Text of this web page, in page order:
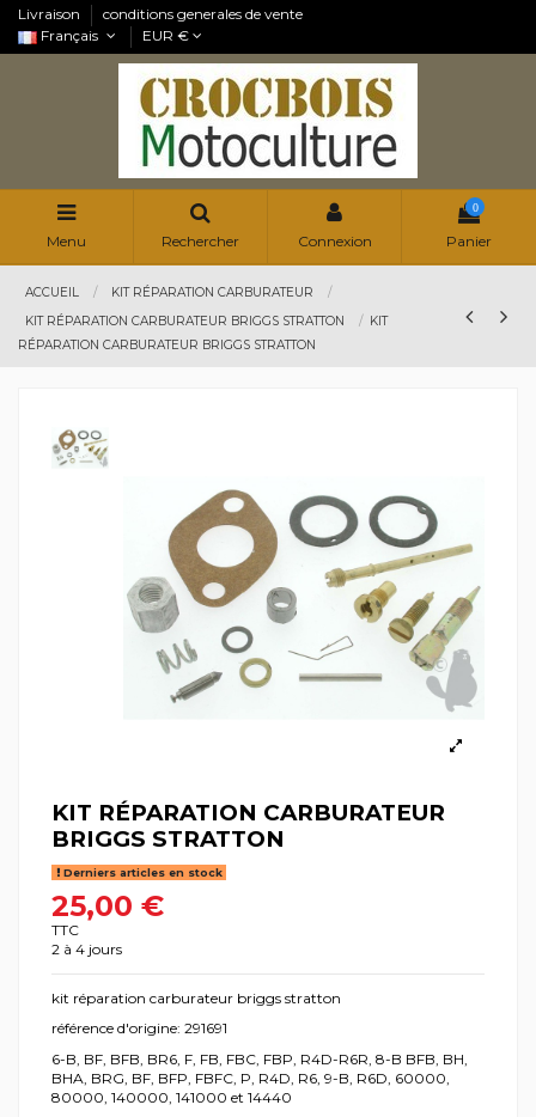
Livraison
conditions generales de vente
Français
EUR €
Menu Rechercher Connexion
0
Panier
ACCUEIL
KIT RÉPARATION CARBURATEUR
KIT RÉPARATION CARBURATEUR BRIGGS STRATTON
KIT
RÉPARATION CARBURATEUR BRIGGS STRATTON
KIT RÉPARATION CARBURATEUR
BRIGGS STRATTON
Derniers articles en stock
25,00 €
TTC
2 à 4 jours
kit réparation carburateur briggs stratton
référence d'origine: 291691
6-B, BF, BFB, BR6, F, FB, FBC, FBP, R4D-R6R, 8-B BFB, BH,
BHA, BRG, BF, BFP, FBFC, P, R4D, R6, 9-B, R6D, 60000,
80000, 140000, 141000 et 14440